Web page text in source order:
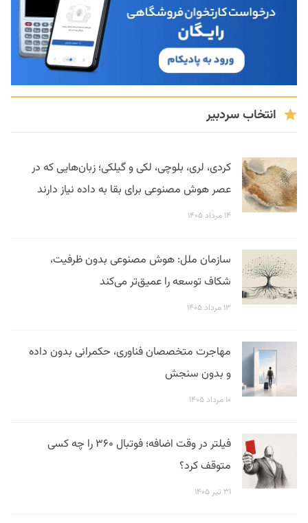
انتخاب سردبیر
کردی، لری، بلوچی، لکی و گیلکی؛ زبان‌هایی که در
عصر هوش مصنوعی برای بقا به داده نیاز دارند
۱۴ مرداد ۱۴۰۵
سازمان ملل: هوش مصنوعی بدون ظرفیت،
شکاف توسعه را عمیق‌تر می‌کند
۱۳ مرداد ۱۴۰۵
مهاجرت متخصصان فناوری، حکمرانی بدون داده
و بدون سنجش
۱۰ مرداد ۱۴۰۵
فیلتر در وقت اضافه؛ فوتبال ۳۶۰ را چه کسی
متوقف کرد؟
۳۱ تیر ۱۴۰۵